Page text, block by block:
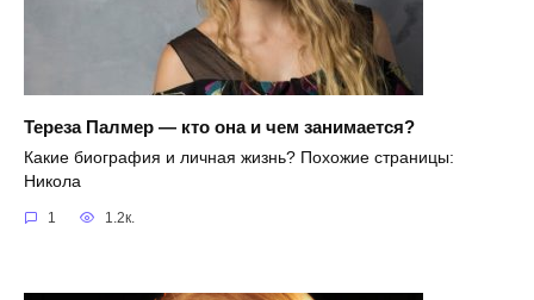
Тереза Палмер — кто она и чем занимается?
Какие биография и личная жизнь? Похожие страницы:
Никола
1 1.2к.